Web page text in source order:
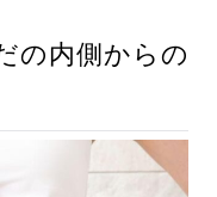
の内側からの